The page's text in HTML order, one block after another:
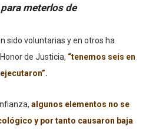
meterlos de
sido voluntarias y en otros ha
de Justicia, “tenemos seis en
.
algunos elementos no se
y por tanto causaron baja